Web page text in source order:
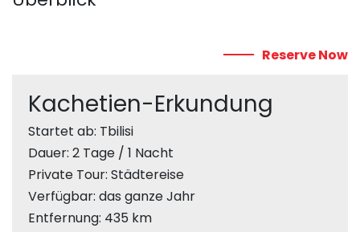
Reserve Now
Kachetien-Erkundung
Startet ab: Tbilisi
Dauer: 2 Tage / 1 Nacht
Private Tour: Städtereise
Verfügbar: das ganze Jahr
Entfernung: 435 km